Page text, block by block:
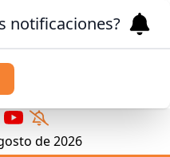
de 2026
notificaciones?